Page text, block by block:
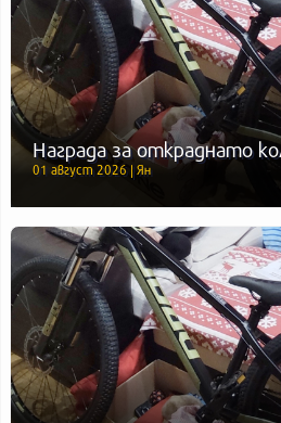
Награда за откраднато
01 август 2026 | Ян